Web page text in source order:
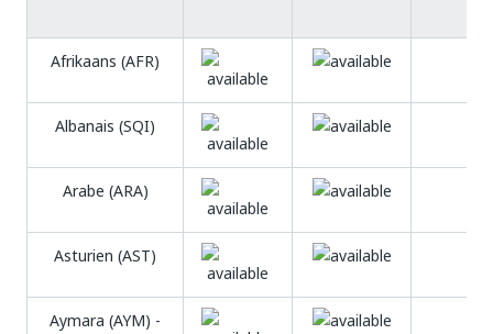
Afrikaans (AFR)
Albanais (SQI)
Arabe (ARA)
Asturien (AST)
Aymara (AYM) -